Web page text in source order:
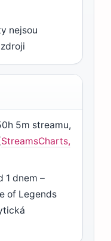
nejsou
5m streamu,
StreamsCharts,
1 dnem –
of Legends